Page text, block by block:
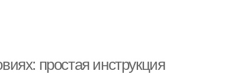
простая инструкция